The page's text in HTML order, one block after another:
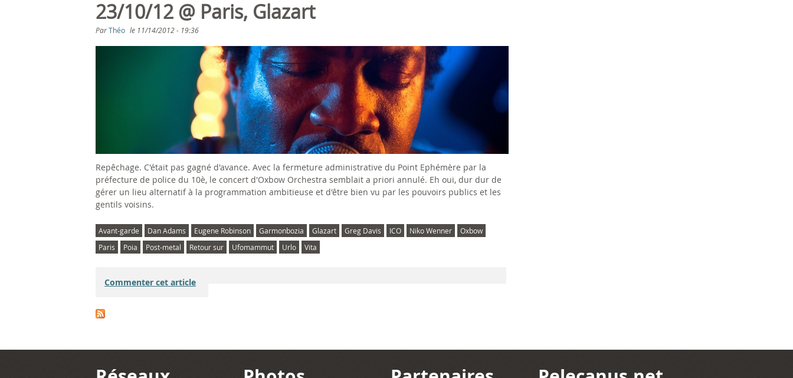
23/10/12 @ Paris, Glazart
ParThéo le 11/14/2012 - 19:36
Repêchage. C'était pas gagné d'avance. Avec la fermeture administrative du Point Ephémère par la
préfecture de police du 10è, le concert d'Oxbow Orchestra semblait a priori annulé. Eh oui, dur dur de
gérer un lieu alternatif à la programmation ambitieuse et d'être bien vu par les pouvoirs publics et les
gentils voisins.
Avant-garde Dan Adams Eugene Robinson Garmonbozia Glazart Greg Davis ICO Niko Wenner
Oxbow
Paris
Poia Post-metal Retour sur Ufomammut Urlo Vita
Commenter cet article